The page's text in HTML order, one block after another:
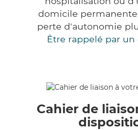
domicile
perte d'autonomie
Être rappelé par
Cahier de